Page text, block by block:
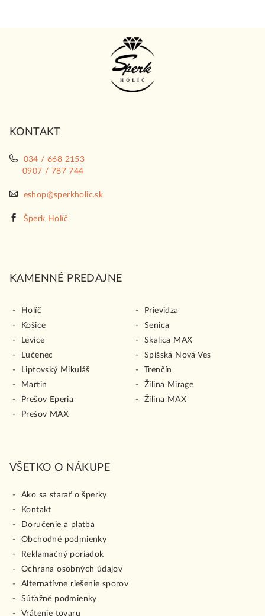
KONTAKT
034 / 668 2153
0907 / 787 744
eshop@sperkholic.sk
Šperk Holíč
KAMENNÉ PREDAJNE
Holíč
Košice
Levice
Lučenec
Liptovský Mikuláš
Martin
Prešov Eperia
Prešov MAX
Prievidza
Senica
Skalica MAX
Spišská Nová Ves
Trenčín
Žilina Mirage
Žilina MAX
VŠETKO O NÁKUPE
Ako sa starať o šperky
Kontakt
Doručenie a platba
Obchodné podmienky
Reklamačný poriadok
Ochrana osobných údajov
Alternatívne riešenie sporov
Súťažné podmienky
Vrátenie tovaru